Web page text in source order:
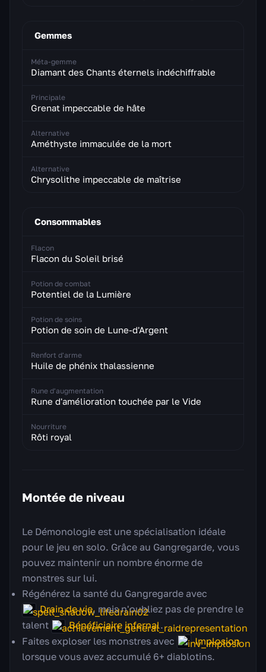
Gemmes
Méta-gemme
Diamant des Chants éternels indéchiffrable
Principale
Grenat impeccable de hâte
Alternative
Améthyste immaculée de la mort
Alternative
Chrysolithe impeccable de maîtrise
Consommables
Flacon
Flacon du Soleil brisé
Potion de combat
Potentiel de la Lumière
Potion de soins
Potion de soin de Lune-d'Argent
Renfort d'arme
Huile de phénix thalassienne
Rune d'augmentation
Rune d'amélioration touchée par le Vide
Nourriture
Rôti royal
Montée de niveau
Le Démonologie est une spécialisation idéale
pour le jeu en solo. Grâce au Gangregarde, vous
pouvez maintenir un nombre énorme de
monstres sur lui.
Régénérez la santé du Gangregarde avec
Drain de vie, mais n'oubliez pas de prendre le
talent
Bénéficiaire infernal.
Faites exploser les monstres avec
Implosion
lorsque vous avez accumulé 6+ diablotins.